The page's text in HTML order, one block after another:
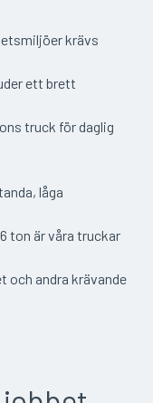
krävs
ett brett
truck för daglig
låga
ton är våra truckar
och andra krävande